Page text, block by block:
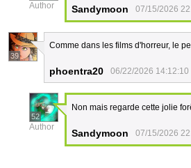
Author Sandymoon 07/15/2026
39
Comme dans les films d'horreur, le
phoentra20 06/22/2026 14:12:10
52
Author
Non mais regarde cette jolie
Sandymoon 07/15/2026